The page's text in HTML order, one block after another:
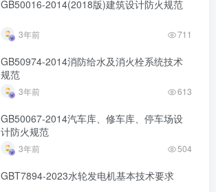
GB50016-2014(2018版)建筑设计防火规范
3年前 711
GB50974-2014消防给水及消火栓系统技术
规范
3年前 613
GB50067-2014汽车库、修车库、停车场设
计防火规范
3年前 504
GBT7894-2023水轮发电机基本技术要求